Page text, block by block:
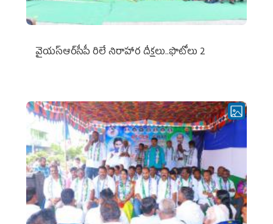
వైయ‌స్ఆర్‌సీపీ రిలే నిరాహార దీక్షలు..ఫొటోలు 2